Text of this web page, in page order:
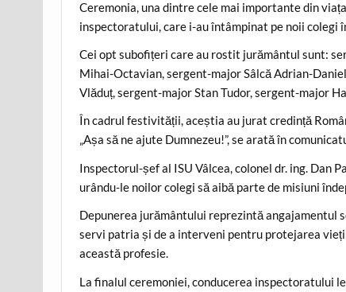
Ceremonia, una dintre cele mai importante din
inspectoratului, care i-au întâmpinat pe noii colegi
Cei opt subofițeri care au rostit jurământul sunt:
Mihai-Octavian, sergent-major Sâlcă Adrian-
Vlăduț, sergent-major Stan Tudor, sergent-major
În cadrul festivității, aceștia au jurat credință
„Așa să ne ajute Dumnezeu!”, se arată în
Inspectorul-șef al ISU Vâlcea, colonel dr. ing. Dan
urându-le noilor colegi să aibă parte de misiuni
Depunerea jurământului reprezintă angajamentul
servi patria și de a interveni pentru protejarea
această profesie.
La finalul ceremoniei, conducerea inspectoratului